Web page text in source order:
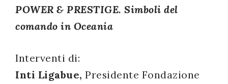
POWER & PRESTIGE. Simboli del
comando in Oceania
Interventi di:
Inti Ligabue, Presidente Fondazione
Registrazione
avvenuta con